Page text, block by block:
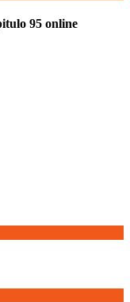
95 online